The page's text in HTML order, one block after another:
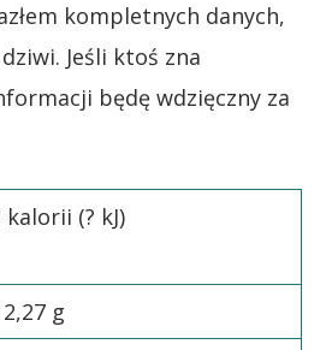
kompletnych danych,
Jeśli ktoś zna
będę wdzięczny za
kalorii (? kJ)
g